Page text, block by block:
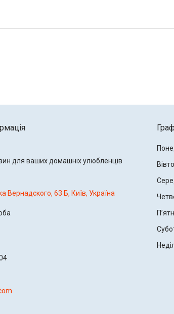
для ваших домашніх улюбленців
Вернадского, 63 Б, Київ, Україна